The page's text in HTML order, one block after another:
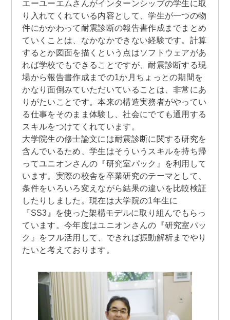
エーユーエムさんがインターンシップの学生に取
り入れてくれている内容として、学生が一つの物
件にかかわって耐震診断の報告書作成までまとめ
ていくことは、なかなかできない経験です。計算
するとか図面を描くという点はソフトウェアがあ
れば学校でもできることですが、耐震診断する現
場から報告書作成までの1か月ちょっとの期間を
かなり面倒みていただいていることは、非常にあ
りがたいことです。本来の構造実務者がやってい
る仕事をそのまま体験し、社会にでても通用する
スキルをつけてくれています。
大学院生の修士論文には耐震診断に関する研究を
含んでいるため、学生はそういうスキルを持ち帰
ってユニオンさんの『研究室パック』を利用して
います。実際の校舎を卒業研究のテーマとして、
条件をいろいろ変えながら結果の違いを比較検証
したりしました。現在は大学院の1年生に
『SS3』を使った架構モデルに取り組んでもらっ
ています。今年度はユニオンさんの『研究室パッ
ク』をフル活用して、できれば振動解析までやり
たいと考えております。